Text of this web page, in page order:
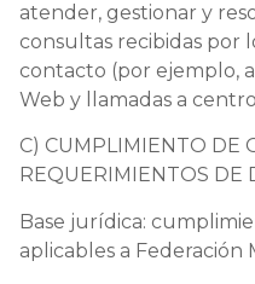
atender, gestionar y
consultas recibidas por
contacto (por ejemplo,
Web y llamadas a
C) CUMPLIMIENTO DE
REQUERIMIENTOS DE
Base jurídica:
aplicables a Federación